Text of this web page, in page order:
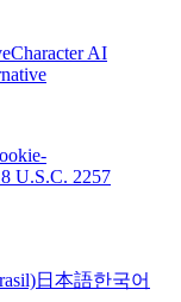
Character AI
U.S.C. 2257
日本語한국어